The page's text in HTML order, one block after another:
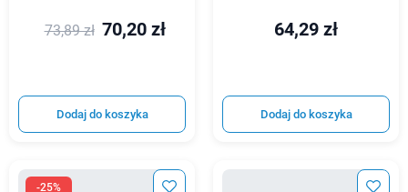
73,89 zł 70,20 zł
Dodaj do koszyka
64,29 zł
Dodaj do koszyka
-25%